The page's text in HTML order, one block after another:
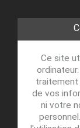
Ce site
traitement
de vos
ni votre